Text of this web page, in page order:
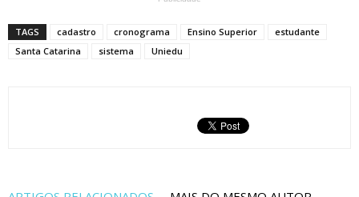
TAGS cadastro cronograma Ensino Superior
estudante
Santa Catarina
sistema Uniedu